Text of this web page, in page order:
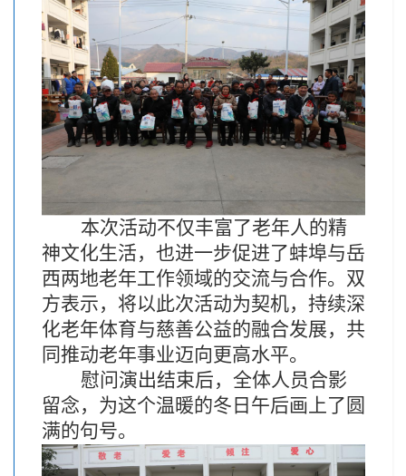
本次活动不仅丰富了老年人的精
神文化生活，也进一步促进了蚌埠与岳
西两地老年工作领域的交流与合作。双
方表示，将以此次活动为契机，持续深
化老年体育与慈善公益的融合发展，共
同推动老年事业迈向更高水平。
慰问演出结束后，全体人员合影
留念，为这个温暖的冬日午后画上了圆
满的句号。